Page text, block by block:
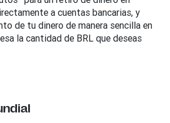
a cuentas bancarias, y
de tu dinero de manera sencilla en
la cantidad de BRL que deseas